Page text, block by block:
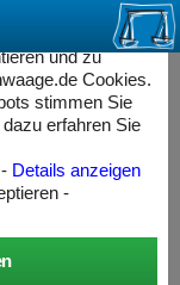
II
- nicht
nicht eichfähig
und zu
Cookies.
stimmen Sie
erfahren Sie
Details anzeigen
-